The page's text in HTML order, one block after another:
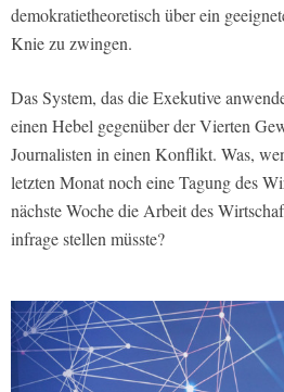
demokratietheoretisch über ein
Knie zu zwingen.
Das System, das die Exekutive
einen Hebel gegenüber der Vierten
Journalisten in einen Konflikt. Was,
letzten Monat noch eine Tagung des
nächste Woche die Arbeit des
infrage stellen müsste?